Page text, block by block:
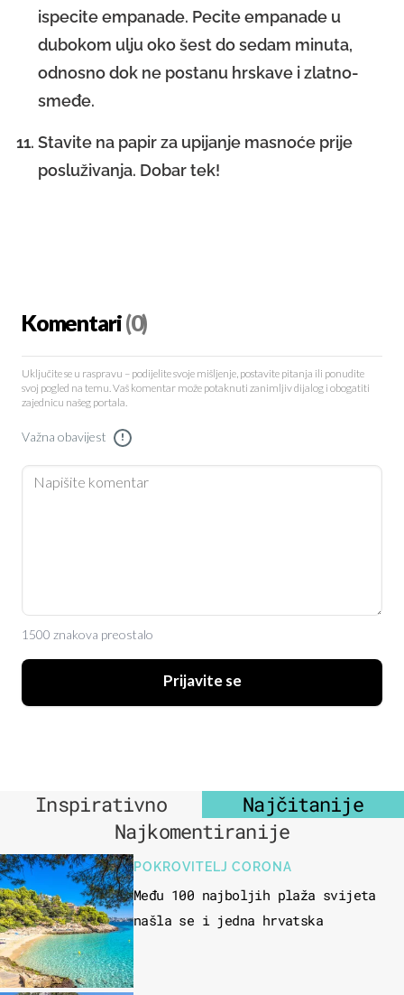
ispecite empanade. Pecite empanade u
dubokom ulju oko šest do sedam minuta,
odnosno dok ne postanu hrskave i zlatno-
smeđe.
Stavite na papir za upijanje masnoće prije
posluživanja. Dobar tek!
Komentari(0)
Uključite se u raspravu – podijelite svoje mišljenje, postavite pitanja ili ponudite
svoj pogled na temu. Vaš komentar može potaknuti zanimljiv dijalog i obogatiti
zajednicu našeg portala.
Važna obavijest !
1500 znakova preostalo
Prijavite se
Inspirativno
Najčitanije
Najkomentiranije
POKROVITELJ CORONA
Među 100 najboljih plaža svijeta
našla se i jedna hrvatska